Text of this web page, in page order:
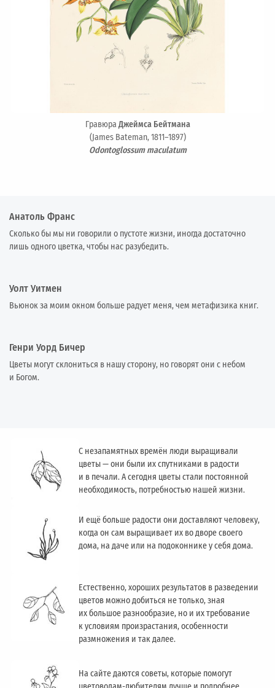
ГравюраДжеймса Бейтмана
(James Bateman, 1811–1897)
Odontoglossum maculatum
Анатоль Франс
Сколько бы мы ни говорили о пустоте жизни, иногда достаточно
лишь одного цветка, чтобы нас разубедить.
Уолт Уитмен
Вьюнок за моим окном больше радует меня, чем метафизика книг.
Генри Уорд Бичер
Цветы могут склониться в нашу сторону, но говорят они с небом
и Богом.
С незапамятных времён люди выращивали
цветы — они были их спутниками в радости
и в печали. А сегодня цветы стали постоянной
необходимость, потребностью нашей жизни.
И ещё больше радости они доставляют человеку,
когда он сам выращивает их во дворе своего
дома, на даче или на подоконнике у себя дома.
Естественно, хороших результатов в разведении
цветов можно добиться не только, зная
их большое разнообразие, но и их требование
к условиям произрастания, особенности
размножения и так далее.
На сайте даются советы, которые помогут